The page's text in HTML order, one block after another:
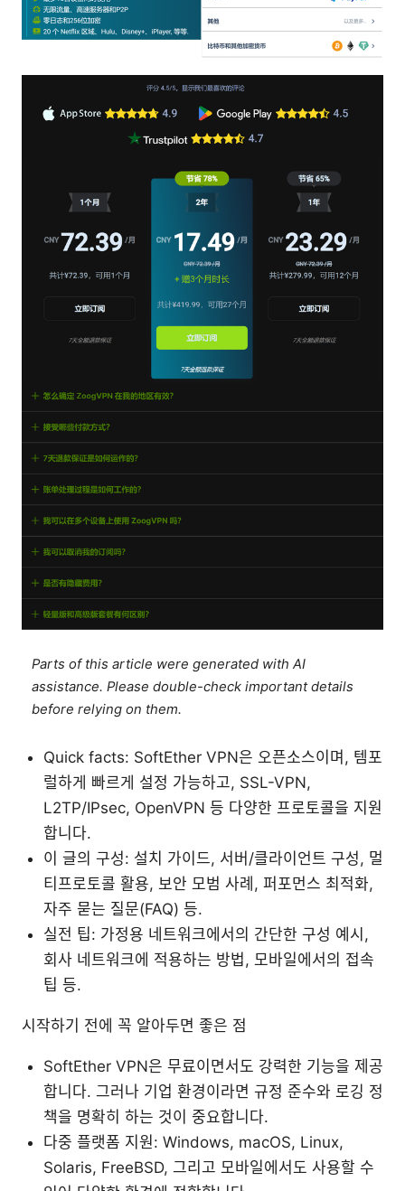
Parts of this article were generated with AI
assistance. Please double-check important details
before relying on them.
Quick facts: SoftEther VPN은 오픈소스이며, 템포
럴하게 빠르게 설정 가능하고, SSL-VPN,
L2TP/IPsec, OpenVPN 등 다양한 프로토콜을 지원
합니다.
이 글의 구성: 설치 가이드, 서버/클라이언트 구성, 멀
티프로토콜 활용, 보안 모범 사례, 퍼포먼스 최적화,
자주 묻는 질문(FAQ) 등.
실전 팁: 가정용 네트워크에서의 간단한 구성 예시,
회사 네트워크에 적용하는 방법, 모바일에서의 접속
팁 등.
시작하기 전에 꼭 알아두면 좋은 점
SoftEther VPN은 무료이면서도 강력한 기능을 제공
합니다. 그러나 기업 환경이라면 규정 준수와 로깅 정
책을 명확히 하는 것이 중요합니다.
다중 플랫폼 지원: Windows, macOS, Linux,
Solaris, FreeBSD, 그리고 모바일에서도 사용할 수